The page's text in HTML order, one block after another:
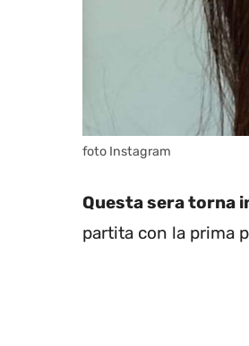
foto Instagram
Questa sera torna
partita con la prima